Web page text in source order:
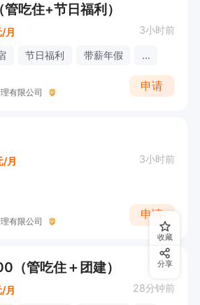
吃住+节日福利）
/月 3小时前
节日福利 带薪年假 ...
有限公司
申请
/月 3小时前
有限公司
申请
（管吃住＋团建）
/月 28分钟前
收藏
分享